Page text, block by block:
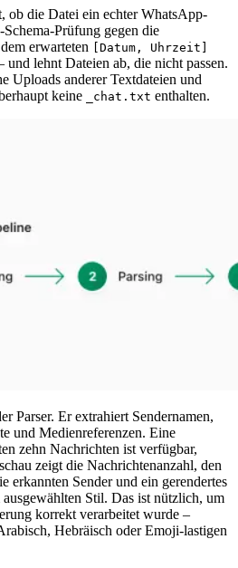
ob die Datei ein echter WhatsApp-
Prüfung gegen die
erwarteten
[Datum, Uhrzeit]
und lehnt Dateien ab, die nicht passen.
Uploads anderer Textdateien und
keine
_chat.txt enthalten.
Parser. Er extrahiert Sendernamen,
und Medienreferenzen. Eine
zehn Nachrichten ist verfügbar,
zeigt die Nachrichtenanzahl, den
erkannten Sender und ein gerendertes
Stil. Das ist nützlich, um
korrekt verarbeitet wurde –
Hebräisch oder Emoji-lastigen